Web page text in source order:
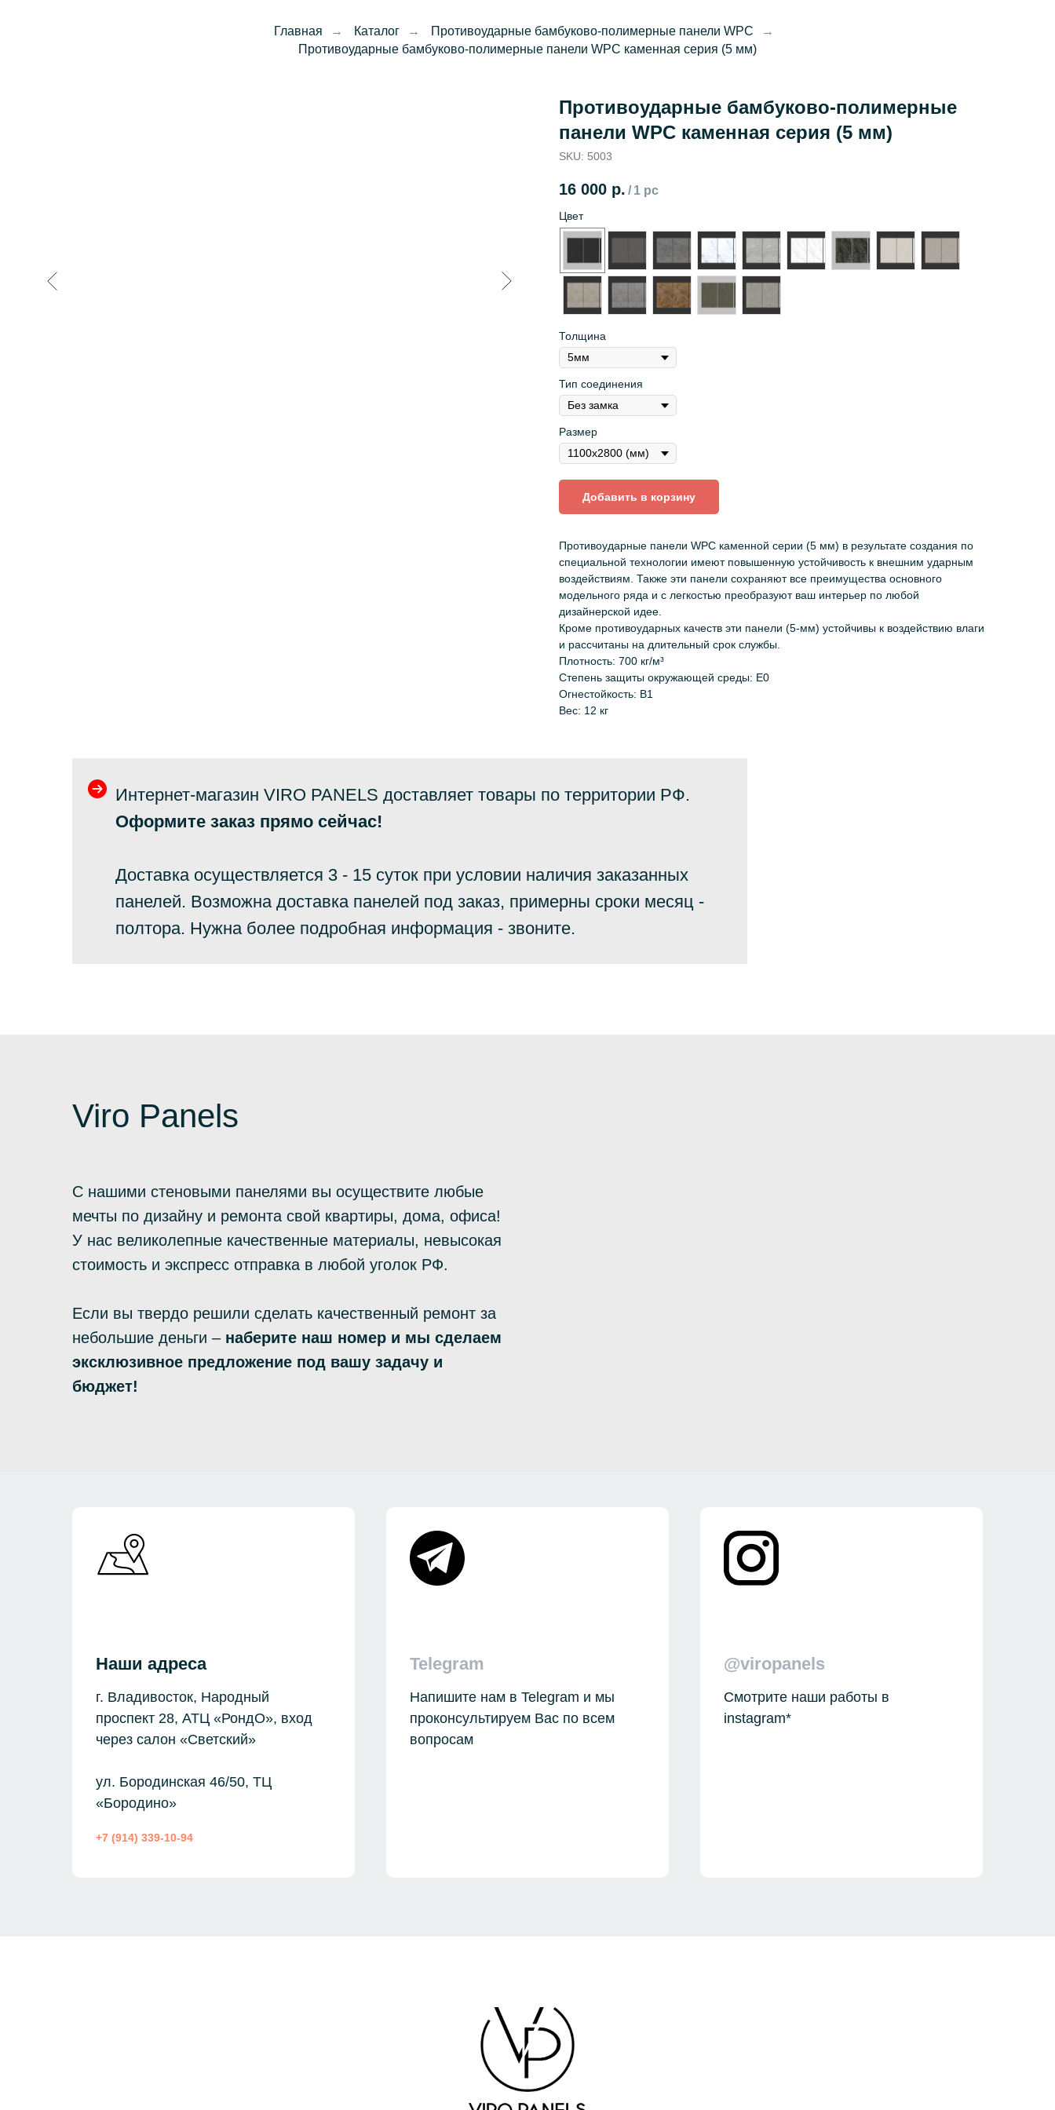
Главная → Каталог → Противоударные бамбуково-полимерные панели WPC
→
Противоударные бамбуково-полимерные панели WPC каменная серия (5 мм)
Противоударные бамбуково-полимерные
панели WPC каменная серия (5 мм)
SKU: 5003
16 000 р. / 1 pc
Цвет
Толщина
Тип соединения
Размер
Добавить в корзину
Противоударные панели WPC каменной серии (5 мм) в результате создания по
специальной технологии имеют повышенную устойчивость к внешним ударным
воздействиям. Также эти панели сохраняют все преимущества основного
модельного ряда и с легкостью преобразуют ваш интерьер по любой
дизайнерской идее.
Кроме противоударных качеств эти панели (5-мм) устойчивы к воздействию влаги
и рассчитаны на длительный срок службы.
Плотность: 700 кг/м³
Степень защиты окружающей среды: E0
Огнестойкость: B1
Вес: 12 кг
Интернет-магазин VIRO PANELS доставляет товары по территории РФ.
Оформите заказ прямо сейчас!
Доставка осуществляется 3 - 15 суток при условии наличия заказанных
панелей. Возможна доставка панелей под заказ, примерны сроки месяц -
полтора. Нужна более подробная информация - звоните.
Viro Panels
С нашими стеновыми панелями вы осуществите любые
мечты по дизайну и ремонта свой квартиры, дома, офиса!
У нас великолепные качественные материалы, невысокая
стоимость и экспресс отправка в любой уголок РФ.
Если вы твердо решили сделать качественный ремонт за
небольшие деньги – наберите наш номер и мы сделаем
эксклюзивное предложение под вашу задачу и
бюджет!
Наши адреса
г. Владивосток, Народный
проспект 28, АТЦ «РондО», вход
через салон «Светский»
ул. Бородинская 46/50, ТЦ
«Бородино»
+7 (914) 339-10-94
Telegram
Напишите нам в Telegram и мы
проконсультируем Вас по всем
вопросам
@viropanels
Смотрите наши работы в
instagram*